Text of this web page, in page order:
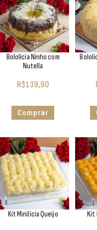
Bololícia Ninho com
Nutella
R$139,90
Comprar
Kit Minilícia Queijo Kit